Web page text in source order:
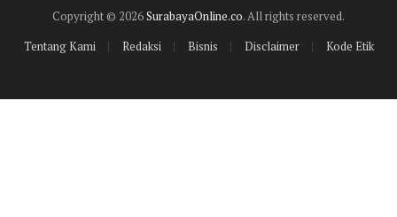
Copyright © 2026SurabayaOnline.co. All rights reserved.
Tentang Kami
Redaksi Bisnis Disclaimer Kode Etik